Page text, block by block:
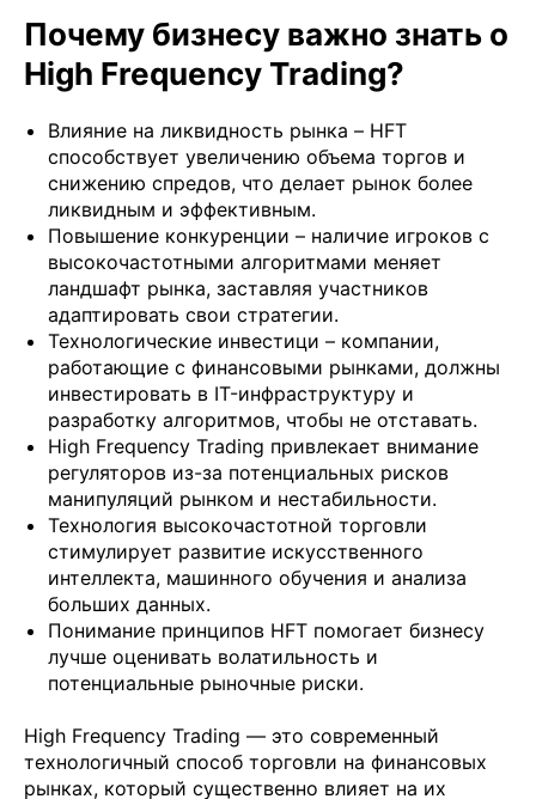
Почему бизнесу важно знать о
High Frequency Trading?
Влияние на ликвидность рынка – HFT
способствует увеличению объема торгов и
снижению спредов, что делает рынок более
ликвидным и эффективным.
Повышение конкуренции – наличие игроков с
высокочастотными алгоритмами меняет
ландшафт рынка, заставляя участников
адаптировать свои стратегии.
Технологические инвестици – компании,
работающие с финансовыми рынками, должны
инвестировать в IT-инфраструктуру и
разработку алгоритмов, чтобы не отставать.
High Frequency Trading привлекает внимание
регуляторов из-за потенциальных рисков
манипуляций рынком и нестабильности.
Технология высокочастотной торговли
стимулирует развитие искусственного
интеллекта, машинного обучения и анализа
больших данных.
Понимание принципов HFT помогает бизнесу
лучше оценивать волатильность и
потенциальные рыночные риски.
High Frequency Trading — это современный
технологичный способ торговли на финансовых
рынках, который существенно влияет на их